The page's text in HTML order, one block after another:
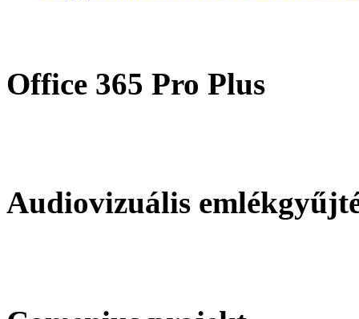
Office 365 Pro Plus
Audiovizuális